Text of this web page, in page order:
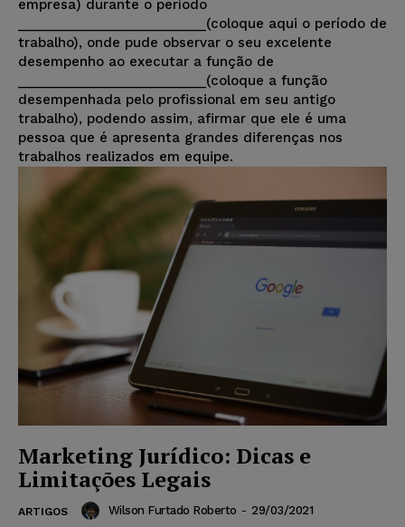
empresa) durante o período
__________________________(coloque aqui o período de
trabalho), onde pude observar o seu excelente
desempenho ao executar a função de
__________________________(coloque a função
desempenhada pelo profissional em seu antigo
trabalho), podendo assim, afirmar que ele é uma
pessoa que é apresenta grandes diferenças nos
trabalhos realizados em equipe.
Marketing Jurídico: Dicas e
Limitações Legais
ARTIGOS Wilson Furtado Roberto - 29/03/2021